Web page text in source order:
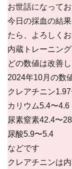
お世話になって
今日の採血の結
たら、よろしく
内蔵トレーニン
どの数値は改善し
2024年10月の数
クレアチニン
カリウム5.4〜4.6
尿素窒素42.4〜
尿酸5.9〜5.4
などです
クレアチニンは